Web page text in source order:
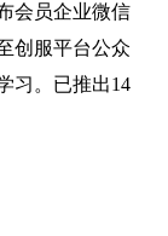
会员企业微信
创服平台公众
习。已推出14